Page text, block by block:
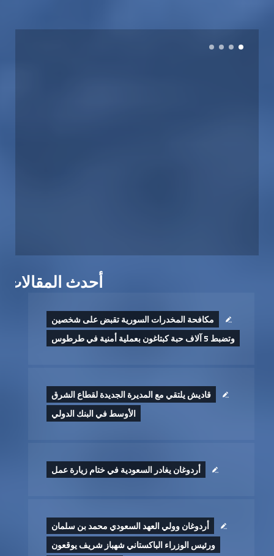
أحدث المقالات
مكافحة المخدرات السورية تقبض على شخصين
وتضبط 5 آلاف حبة كبتاغون بعملية أمنية في طرطوس
قاديش يلتقي مع المديرة الجديدة لقطاع الشرق
الأوسط في البنك الدولي
أردوغان يغادر السعودية في ختام زيارة عمل
أردوغان وولي العهد السعودي محمد بن سلمان
ورئيس الوزراء الباكستاني شهباز شريف يوقعون